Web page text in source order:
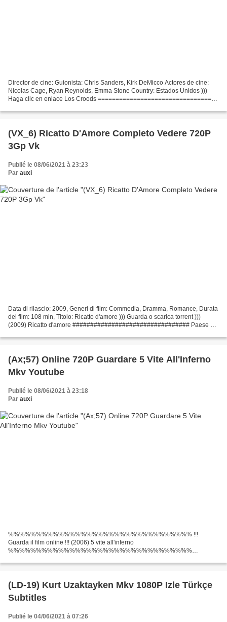
Director de cine: Guionista: Chris Sanders, Kirk DeMicco Actores de cine:
Nicolas Cage, Ryan Reynolds, Emma Stone Country: Estados Unidos )))
Haga clic en enlace Los Croods =================================
(VX_6) Ricatto D'Amore Completo Vedere 720P
3Gp Vk
Publié le 08/06/2021 à 23:23
Par auxi
Data di rilascio: 2009, Generi di film: Commedia, Dramma, Romance, Durata
del film: 108 min, Titolo: Ricatto d'amore ))) Guarda o scarica torrent )))
(2009) Ricatto d'amore ################################# Paese del
(Ax;57) Online 720P Guardare 5 Vite All'Inferno
Mkv Youtube
Publié le 08/06/2021 à 23:18
Par auxi
%%%%%%%%%%%%%%%%%%%%%%%%%%%%%%%%% !!!
Guarda il film online !!! (2006) 5 vite all'inferno
%%%%%%%%%%%%%%%%%%%%%%%%%%%%%%%%%
film: 2006 Film degli scrittori: Marshall Hicks,...
(LD-19) Kurt Uzaktayken Mkv 1080P Izle Türkçe
Subtitles
Publié le 04/06/2021 à 07:26